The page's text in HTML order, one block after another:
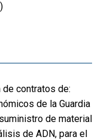
contratos de:
de la Guardia
de material
de ADN, para el